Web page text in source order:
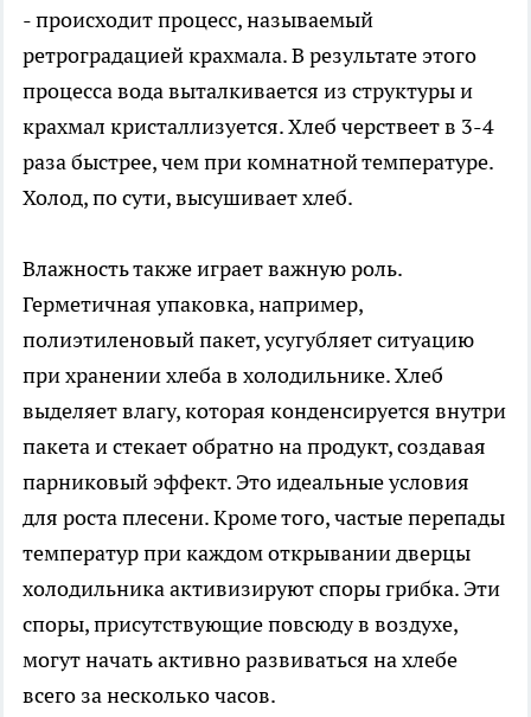
- происходит процесс, называемый
ретроградацией крахмала. В результате этого
процесса вода выталкивается из структуры и
крахмал кристаллизуется. Хлеб черствеет в 3-4
раза быстрее, чем при комнатной температуре.
Холод, по сути, высушивает хлеб.
Влажность также играет важную роль.
Герметичная упаковка, например,
полиэтиленовый пакет, усугубляет ситуацию
при хранении хлеба в холодильнике. Хлеб
выделяет влагу, которая конденсируется внутри
пакета и стекает обратно на продукт, создавая
парниковый эффект. Это идеальные условия
для роста плесени. Кроме того, частые перепады
температур при каждом открывании дверцы
холодильника активизируют споры грибка. Эти
споры, присутствующие повсюду в воздухе,
могут начать активно развиваться на хлебе
всего за несколько часов.